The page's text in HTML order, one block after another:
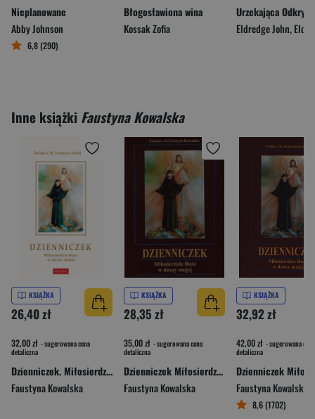
Nieplanowane
Abby Johnson
6,8 (290)
Błogosławiona wina
Kossak Zofia
Eldredge John,
Inne książki Faustyna Kowalska
KSIĄŻKA
26,40 zł
32,00 zł - sugerowana cena
detaliczna
Dzienniczek. Miłosierdzie Boże w duszy mojej
Faustyna Kowalska
KSIĄŻKA
28,35 zł
35,00 zł - sugerowana cena
detaliczna
Dzienniczek Miłosierdzie Boże w duszy mojej
Faustyna Kowalska
KSIĄŻKA
32,92 zł
42,00 zł - sugerowana cena
detaliczna
Faustyna Kowalska
8,6 (1702)